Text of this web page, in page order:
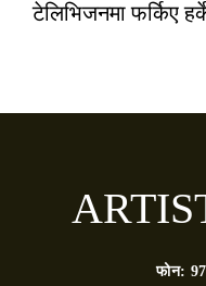
टेलिभिजनमा फर्किए
फोन: